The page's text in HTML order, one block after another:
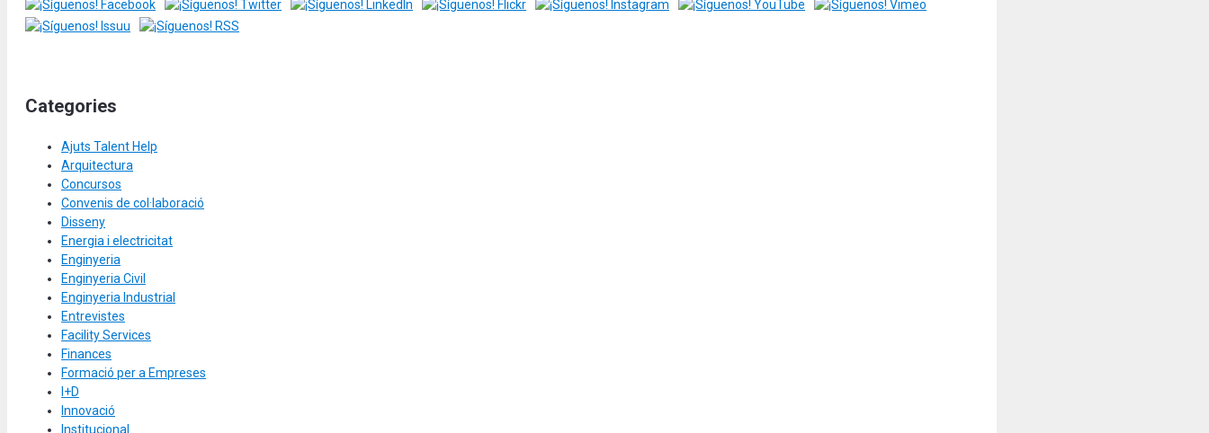
Categories
Ajuts Talent Help
Arquitectura
Concursos
Convenis de col·laboració
Disseny
Energia i electricitat
Enginyeria
Enginyeria Civil
Enginyeria Industrial
Entrevistes
Facility Services
Finances
Formació per a Empreses
I+D
Innovació
Institucional